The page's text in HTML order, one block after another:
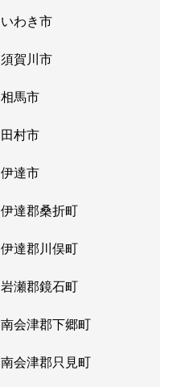
いわき市
須賀川市
相馬市
田村市
伊達市
伊達郡桑折町
伊達郡川俣町
岩瀬郡鏡石町
南会津郡下郷町
南会津郡只見町